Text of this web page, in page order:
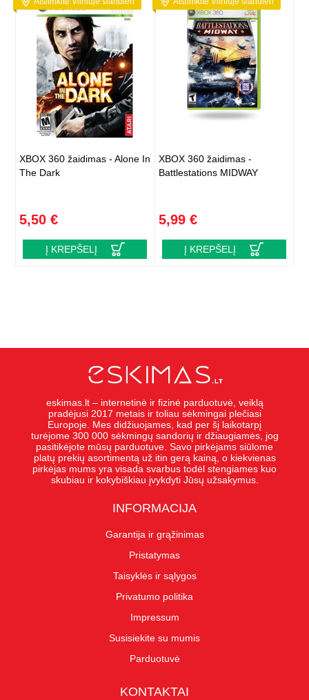
XBOX 360 žaidimas - Alone In
The Dark
5,50 €
Į KREPŠELĮ
XBOX 360 žaidimas -
Battlestations MIDWAY
5,99 €
Į KREPŠELĮ
eskimas.lt – internetinė ir fizinė parduotuvė, veiklą
pradėjusi 2017 metais ir toliau sėkmingai plečiasi
Europoje. Mes didžiuojames, kad per šį laikotarpį
turėjome 300 000 sėkmingų sandorių ir džiaugiamės, jog
pasitikėjote mūsų parduotuve. Savo pirkėjams siūlome
platų prekių asortimentą už itin gerą kainą, o kiekvienas
pirkėjas mums yra visada svarbus todėl stengiames kuo
skubiau ir kokybiškiau įvykdyti Jūsų užsakymus.
INFORMACIJA
Garantija ir grąžinimas
Pristatymas
Taisyklės ir sąlygos
Privatumo politika
Impressum
Susisiekite su mumis
Parduotuvė
KONTAKTAI